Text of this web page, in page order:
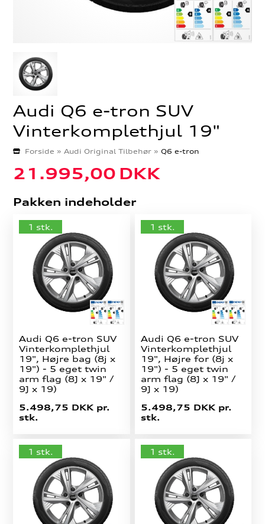
Audi Q6 e-tron SUV
Vinterkomplethjul 19"
Forside »Audi Original Tilbehør »Q6 e-tron
21.995,00 DKK
Pakken indeholder
1 stk.
Audi Q6 e-tron SUV
Vinterkomplethjul
19", Højre bag (8j x
19") - 5 eget twin
arm flag (8J x 19" /
9J x 19)
5.498,75 DKK pr.
stk.
1 stk.
Audi Q6 e-tron SUV
Vinterkomplethjul
19", Højre for (8j x
19") - 5 eget twin
arm flag (8J x 19" /
9J x 19)
5.498,75 DKK pr.
stk.
1 stk. 1 stk.